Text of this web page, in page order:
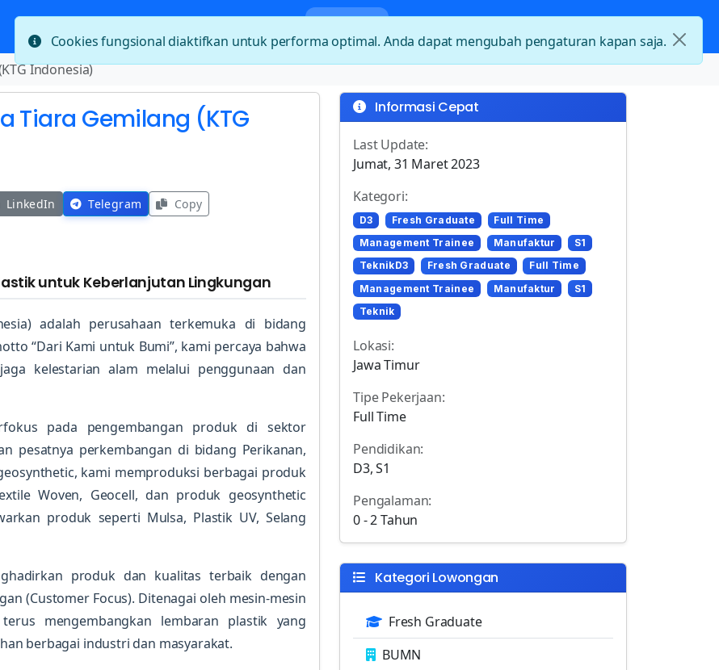
Indonesia)
Tiara Gemilang (KTG
LinkedIn Telegram Copy
untuk Keberlanjutan Lingkungan
adalah perusahaan terkemuka di bidang
“Dari Kami untuk Bumi”, kami percaya bahwa
kelestarian alam melalui penggunaan dan
pada pengembangan produk di sektor
pesatnya perkembangan di bidang Perikanan,
kami memproduksi berbagai produk
Woven, Geocell, dan produk geosynthetic
produk seperti Mulsa, Plastik UV, Selang
produk dan kualitas terbaik dengan
(Customer Focus). Ditenagai oleh mesin-mesin
mengembangkan lembaran plastik yang
berbagai industri dan masyarakat.
Informasi Cepat
Last Update:
Jumat, 31 Maret 2023
Kategori:
D3 Fresh Graduate
Full Time
Management Trainee
Manufaktur
S1
TeknikD3
Fresh Graduate
Full Time
Management Trainee
Manufaktur
S1
Teknik
Lokasi:
Jawa Timur
Tipe Pekerjaan:
Full Time
Pendidikan:
D3, S1
Pengalaman:
0 - 2 Tahun
Kategori Lowongan
Fresh Graduate
BUMN
Cookies fungsional diaktifkan untuk performa optimal. Anda dapat mengubah pengaturan kapan saja.